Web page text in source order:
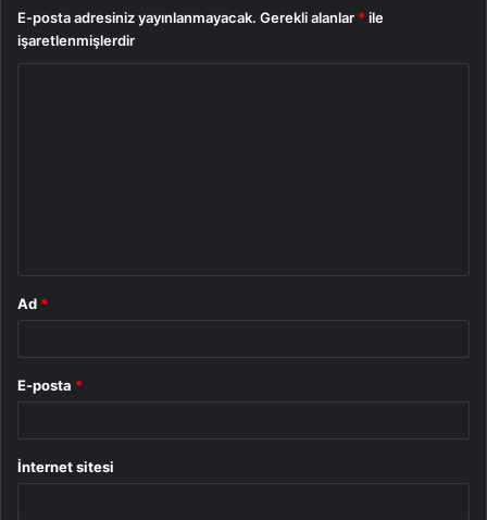
E-posta adresiniz yayınlanmayacak. Gerekli alanlar * ile
işaretlenmişlerdir
Ad *
E-posta *
İnternet sitesi